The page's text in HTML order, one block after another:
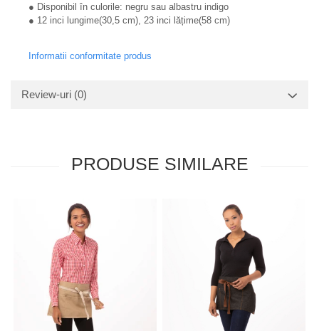
● Disponibil în culorile: negru sau albastru indigo
● 12 inci lungime(30,5 cm), 23 inci lățime(58 cm)
Informatii conformitate produs
Review-uri (0)
PRODUSE SIMILARE